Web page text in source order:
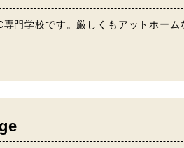
門学校です。厳しくもアットホーム